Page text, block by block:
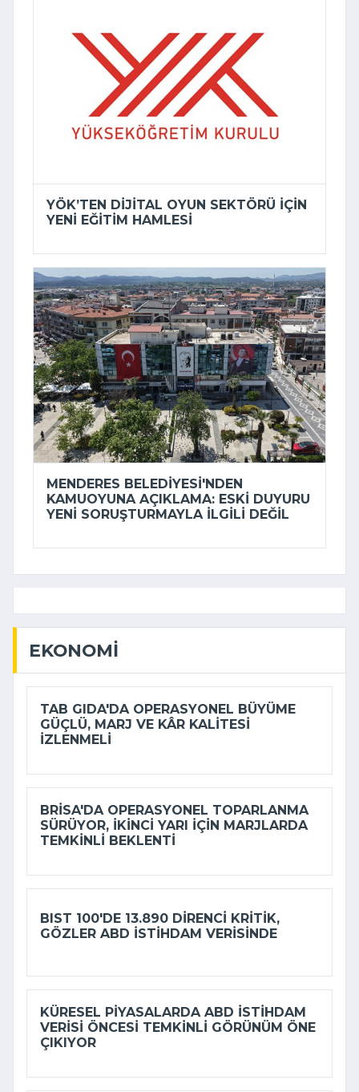
YÖK’TEN DIJITAL OYUN SEKTÖRÜ IÇIN
YENI EĞITIM HAMLESI
MENDERES BELEDIYESI'NDEN
KAMUOYUNA AÇIKLAMA: ESKI DUYURU
YENI SORUŞTURMAYLA ILGILI DEĞIL
EKONOMI
TAB GIDA'DA OPERASYONEL BÜYÜME
GÜÇLÜ, MARJ VE KÂR KALITESI
IZLENMELI
BRISA'DA OPERASYONEL TOPARLANMA
SÜRÜYOR, IKINCI YARI IÇIN MARJLARDA
TEMKINLI BEKLENTI
BIST 100'DE 13.890 DIRENCI KRITIK,
GÖZLER ABD ISTIHDAM VERISINDE
KÜRESEL PIYASALARDA ABD ISTIHDAM
VERISI ÖNCESI TEMKINLI GÖRÜNÜM ÖNE
ÇIKIYOR